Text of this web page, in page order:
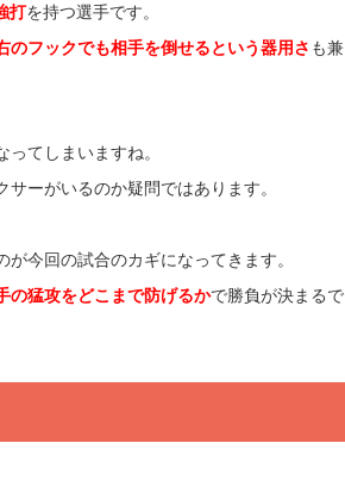
打を持つ選手です。
のフックでも相手を倒せるという器用さ も兼
てしまいますね。
ーがいるのか疑問ではあります。
今回の試合のカギになってきます。
の猛攻をどこまで防げるかで勝負が決まるで